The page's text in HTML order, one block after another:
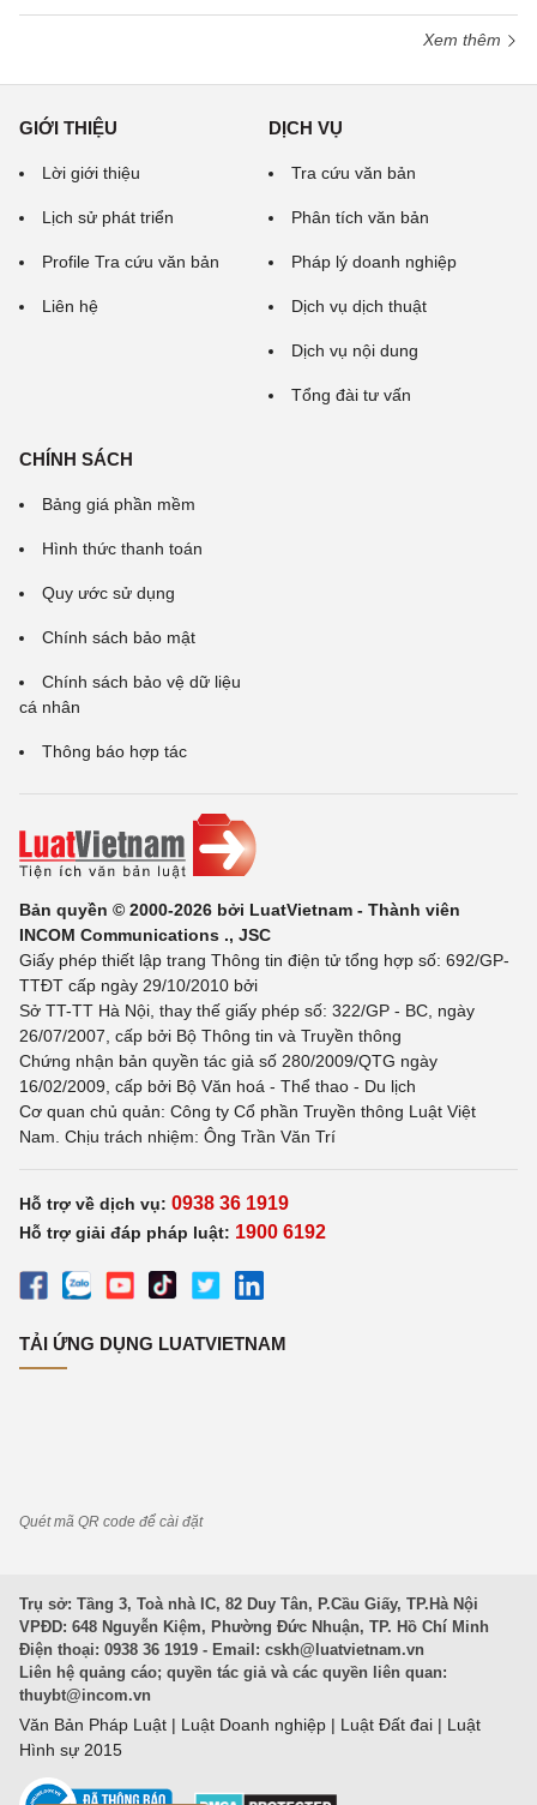
Xem thêm
GIỚI THIỆU
Lời giới thiệu
Lịch sử phát triển
Profile Tra cứu văn bản
Liên hệ
DỊCH VỤ
Tra cứu văn bản
Phân tích văn bản
Pháp lý doanh nghiệp
Dịch vụ dịch thuật
Dịch vụ nội dung
Tổng đài tư vấn
CHÍNH SÁCH
Bảng giá phần mềm
Hình thức thanh toán
Quy ước sử dụng
Chính sách bảo mật
Chính sách bảo vệ dữ liệu
cá nhân
Thông báo hợp tác
Bản quyền © 2000-2026 bởi LuatVietnam - Thành viên
INCOM Communications ., JSC
Giấy phép thiết lập trang Thông tin điện tử tổng hợp số: 692/GP-
TTĐT cấp ngày 29/10/2010 bởi
Sở TT-TT Hà Nội, thay thế giấy phép số: 322/GP - BC, ngày
26/07/2007, cấp bởi Bộ Thông tin và Truyền thông
Chứng nhận bản quyền tác giả số 280/2009/QTG ngày
16/02/2009, cấp bởi Bộ Văn hoá - Thể thao - Du lịch
Cơ quan chủ quản: Công ty Cổ phần Truyền thông Luật Việt
Nam. Chịu trách nhiệm: Ông Trần Văn Trí
Hỗ trợ về dịch vụ: 0938 36 1919
Hỗ trợ giải đáp pháp luật: 1900 6192
TẢI ỨNG DỤNG LUATVIETNAM
Quét mã QR code để cài đặt
Trụ sở: Tầng 3, Toà nhà IC, 82 Duy Tân, P.Cầu Giấy, TP.Hà Nội
VPĐD: 648 Nguyễn Kiệm, Phường Đức Nhuận, TP. Hồ Chí Minh
Điện thoại: 0938 36 1919 - Email: cskh@luatvietnam.vn
Liên hệ quảng cáo; quyền tác giả và các quyền liên quan:
thuybt@incom.vn
Văn Bản Pháp Luật | Luật Doanh nghiệp | Luật Đất đai | Luật
Hình sự 2015